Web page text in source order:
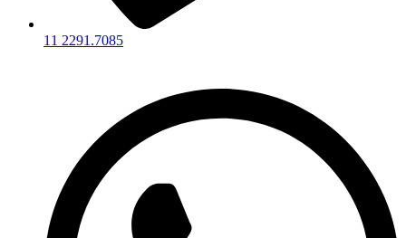
11 2291.7085